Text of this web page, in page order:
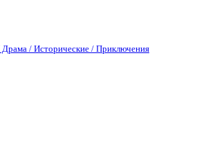
/ Исторические / Приключения